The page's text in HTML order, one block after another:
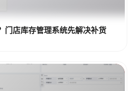
门店库存管理系统先解决补货